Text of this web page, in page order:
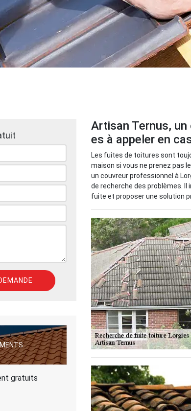
gratuits
Artisan Ternus,
es à appeler en
Les fuites de toitures sont
maison si vous ne prenez pas
un couvreur professionnel à
de recherche des problèmes. Il
fuite et proposer une solution